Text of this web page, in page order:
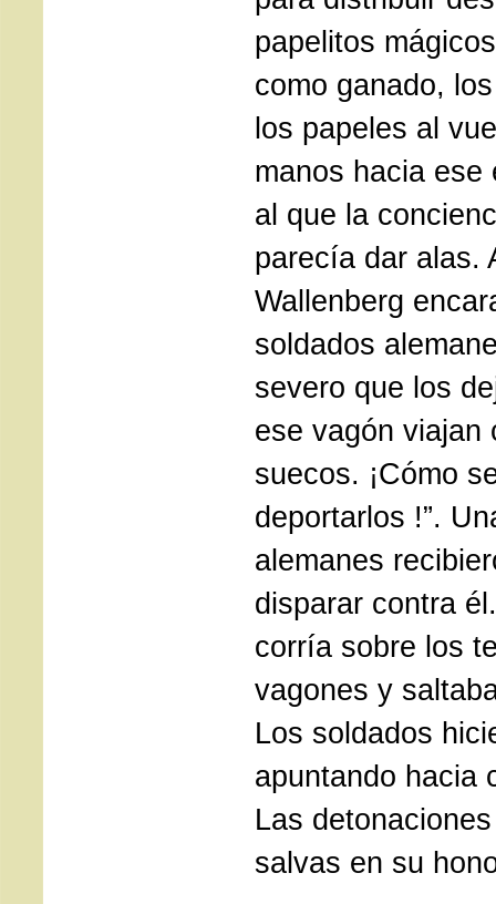
papelitos
como ganado,
los papeles al
manos hacia ese
al que la
parecía dar alas.
Wallenberg
soldados
severo que los
ese vagón viajan
suecos. ¡Cómo
deportarlos !”.
alemanes
disparar contra
corría sobre los
vagones y
Los soldados
apuntando hacia
Las
salvas en su